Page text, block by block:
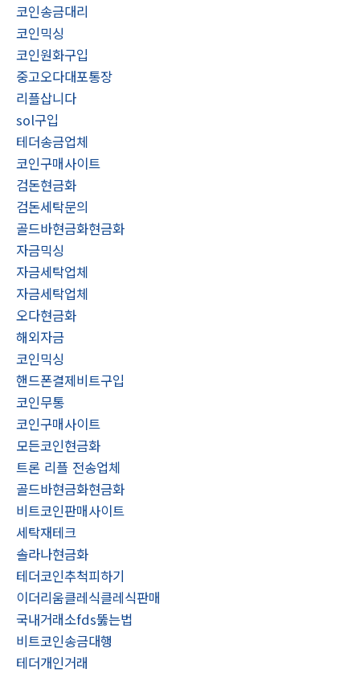
코인송금대리
코인믹싱
코인원화구입
중고오다대포통장
리플삽니다
sol구입
테더송금업체
코인구매사이트
검돈현금화
검돈세탁문의
골드바현금화현금화
자금믹싱
자금세탁업체
자금세탁업체
오다현금화
해외자금
코인믹싱
핸드폰결제비트구입
코인무통
코인구매사이트
모든코인현금화
트론 리플 전송업체
골드바현금화현금화
비트코인판매사이트
세탁재테크
솔라나현금화
테더코인추척피하기
이더리움클레식클레식판매
국내거래소fds뚫는법
비트코인송금대행
테더개인거래